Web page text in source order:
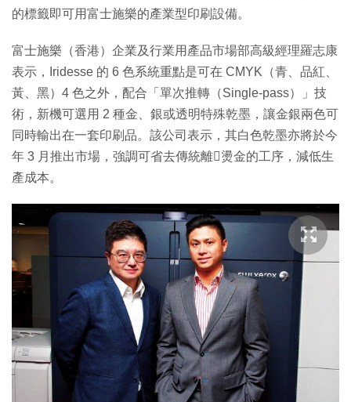
的標籤即可用富士施樂的產業型印刷設備。
富士施樂（香港）企業及行業用產品市場部高級經理羅志康
表示，Iridesse 的 6 色系統重點是可在 CMYK（青、品紅、
黃、黑）4 色之外，配合「單次推轉（Single-pass）」技
術，新機可選用 2 種金、銀或透明特殊乾墨，讓金銀兩色可
同時輸出在一套印刷品。該公司表示，其白色乾墨亦將於今
年 3 月推出市場，強調可省去傳統離燙金的工序，減低生
產成本。